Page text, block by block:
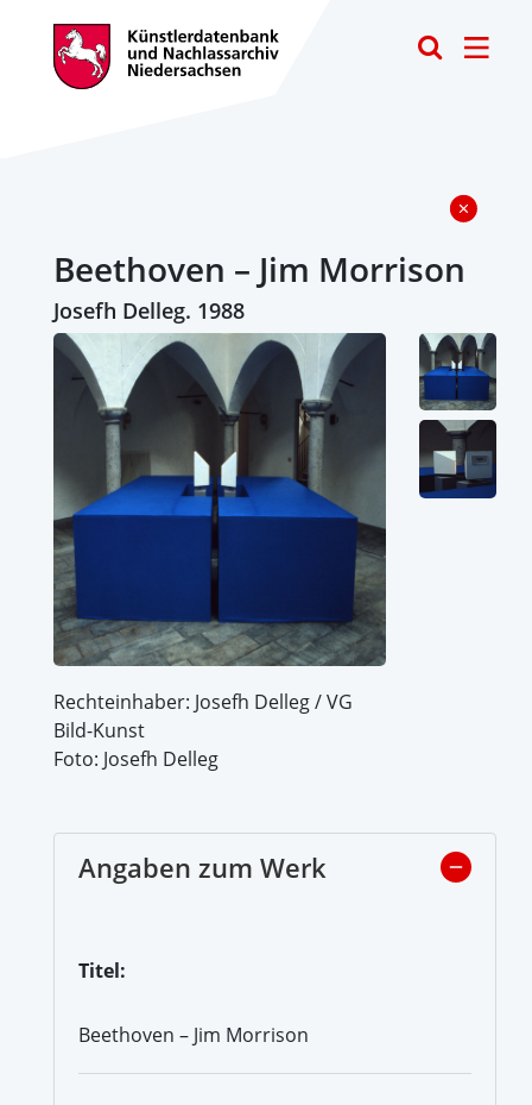
Beethoven – Jim Morrison
Josefh Delleg. 1988
Rechteinhaber: Josefh Delleg / VG
Bild-Kunst
Foto: Josefh Delleg
Angaben zum Werk
Titel:
Beethoven – Jim Morrison